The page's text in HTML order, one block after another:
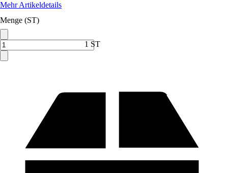
Mehr Artikeldetails
Menge (ST)
1 ST